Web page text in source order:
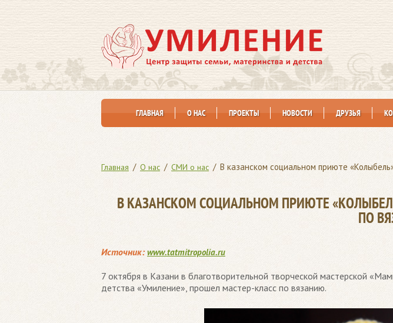
ГЛАВНАЯ О НАС ПРОЕКТЫ НОВОСТИ ДРУЗЬЯ
Главная / О нас / СМИ о нас / В казанском социальном приюте
В КАЗАНСКОМ СОЦИАЛЬНОМ ПРИЮТЕ
ПО
Источник: www.tatmitropolia.ru
7 октября в Казани в благотворительной творческой мастерской
детства «Умиление», прошел мастер-класс по вязанию.